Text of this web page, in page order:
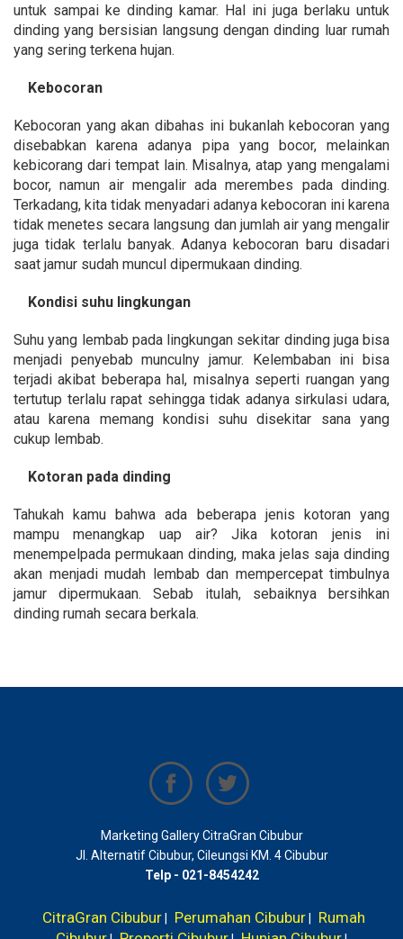
untuk sampai ke dinding kamar. Hal ini juga berlaku untuk
dinding yang bersisian langsung dengan dinding luar rumah
yang sering terkena hujan.
Kebocoran
Kebocoran yang akan dibahas ini bukanlah kebocoran yang
disebabkan karena adanya pipa yang bocor, melainkan
kebicorang dari tempat lain. Misalnya, atap yang mengalami
bocor, namun air mengalir ada merembes pada dinding.
Terkadang, kita tidak menyadari adanya kebocoran ini karena
tidak menetes secara langsung dan jumlah air yang mengalir
juga tidak terlalu banyak. Adanya kebocoran baru disadari
saat jamur sudah muncul dipermukaan dinding.
Kondisi suhu lingkungan
Suhu yang lembab pada lingkungan sekitar dinding juga bisa
menjadi penyebab munculny jamur. Kelembaban ini bisa
terjadi akibat beberapa hal, misalnya seperti ruangan yang
tertutup terlalu rapat sehingga tidak adanya sirkulasi udara,
atau karena memang kondisi suhu disekitar sana yang
cukup lembab.
Kotoran pada dinding
Tahukah kamu bahwa ada beberapa jenis kotoran yang
mampu menangkap uap air? Jika kotoran jenis ini
menempelpada permukaan dinding, maka jelas saja dinding
akan menjadi mudah lembab dan mempercepat timbulnya
jamur dipermukaan. Sebab itulah, sebaiknya bersihkan
dinding rumah secara berkala.
Marketing Gallery CitraGran Cibubur
Jl. Alternatif Cibubur, Cileungsi KM. 4 Cibubur
Telp - 021-8454242
CitraGran Cibubur Perumahan Cibubur
Rumah